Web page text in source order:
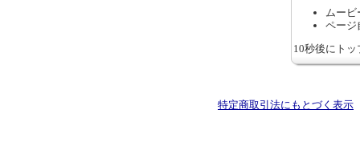
ムービ
ページ
10秒後にト
特定商取引法にもとづく表示